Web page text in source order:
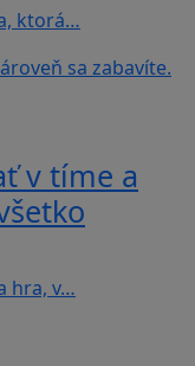
ktorá…
v tíme a
hra, v…